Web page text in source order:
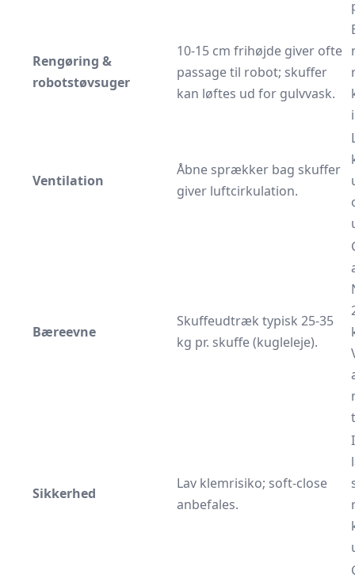
Rengøring &
robotstøvsuger
10-15 cm frihøjde giver ofte
passage til robot; skuffer
kan løftes ud for gulvvask.
Ventilation
Åbne sprækker bag skuffer
giver luftcirkulation.
Bæreevne
Skuffeudtræk typisk 25-35
kg pr. skuffe (kugleleje).
Sikkerhed
Lav klemrisiko; soft-close
anbefales.